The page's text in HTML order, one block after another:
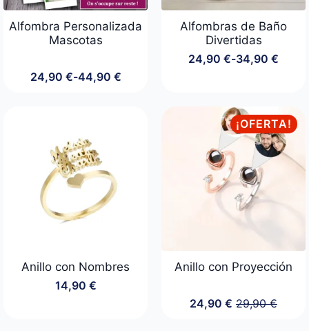
Alfombra Personalizada
Mascotas
24,90 €-44,90 €
Rango
24,90 €
hasta
44,90 €
Alfombras de Baño
Divertidas
24,90 €-34,90 €
Rango
desde
24,90 €
hasta
34,90 €
Anillo con Nombres
14,90 €
¡OFERTA!
Anillo con Proyección
29,90€
El
24,90€ El